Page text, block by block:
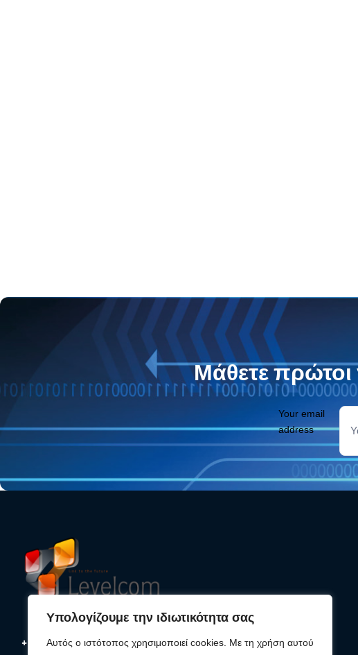
Υπολογίζουμε την ιδιωτικότητα σας
Αυτός ο ιστότοπος χρησιμοποιεί cookies. Με τη χρήση αυτού
Μάθετε πρώτοι
Your email
address
+30 210 25 33 620